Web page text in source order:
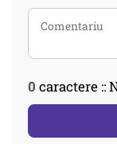
0 caractere ::